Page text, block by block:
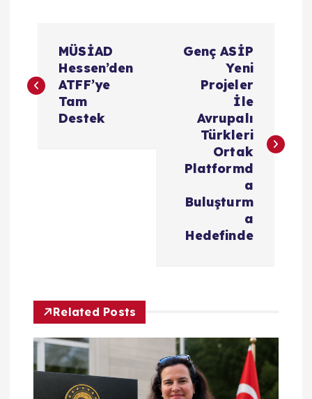
a
n
m
e
MÜSİAD
Hessen’den
ATFF’ye
Tam
Destek
Genç ASİP
Yeni
Projeler
İle
Avrupalı
Türkleri
Ortak
Platformd
a
Buluşturm
a
Hedefinde
Related Posts